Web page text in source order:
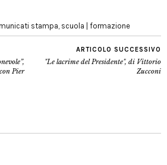
stampa, scuola | formazione
Pier
ARTICOLO SUCCESSIVO
"Le lacrime del Presidente", di Vittorio
Zucconi